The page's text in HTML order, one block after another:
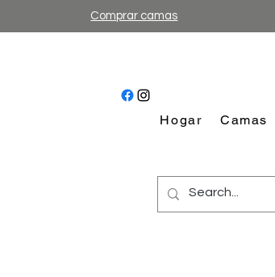
Comprar camas
Hogar Camas